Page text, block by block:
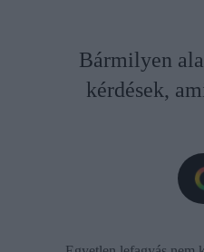
Bármilyen
kérdések,